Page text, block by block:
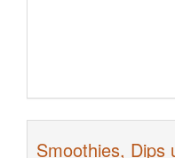
Smoothies, Dips